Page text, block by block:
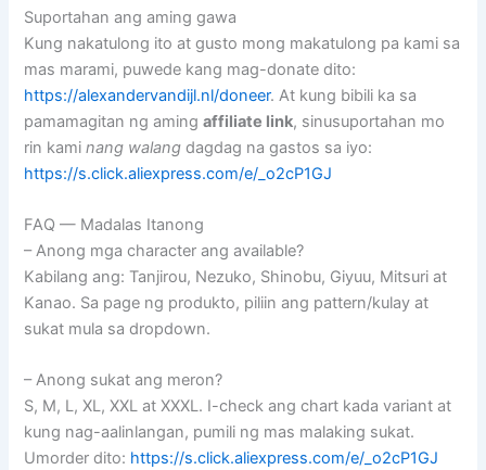
Suportahan ang aming gawa
Kung nakatulong ito at gusto mong makatulong pa kami sa
mas marami, puwede kang mag-donate dito:
https://alexandervandijl.nl/doneer. At kung bibili ka sa
pamamagitan ng amingaffiliate link, sinusuportahan mo
rin kaminang walang dagdag na gastos sa iyo:
https://s.click.aliexpress.com/e/_o2cP1GJ
FAQ — Madalas Itanong
– Anong mga character ang available?
Kabilang ang: Tanjirou, Nezuko, Shinobu, Giyuu, Mitsuri at
Kanao. Sa page ng produkto, piliin ang pattern/kulay at
sukat mula sa dropdown.
– Anong sukat ang meron?
S, M, L, XL, XXL at XXXL. I-check ang chart kada variant at
kung nag-aalinlangan, pumili ng mas malaking sukat.
Umorder dito: https://s.click.aliexpress.com/e/_o2cP1GJ